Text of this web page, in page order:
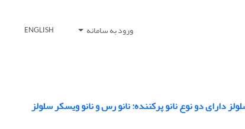
ورود به سامانه ENGLISH
دارای دو نوع نانو پرکننده: نانو رس و نانو ویسکر سلولز